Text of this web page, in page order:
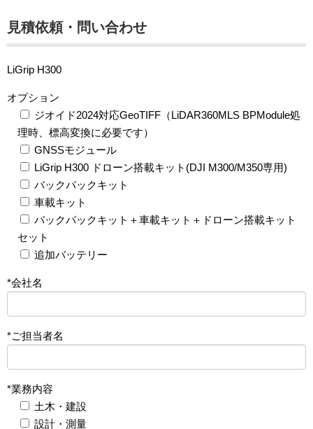
見積依頼・問い合わせ
LiGrip H300
オプション
ジオイド2024対応GeoTIFF（LiDAR360MLS BPModule処
理時、標高変換に必要です）
GNSSモジュール
LiGrip H300 ドローン搭載キット(DJI M300/M350専用)
バックパックキット
車載キット
バックパックキット＋車載キット＋ドローン搭載キット
セット
追加バッテリー
*会社名
*ご担当者名
*業務内容
土木・建設
設計・測量